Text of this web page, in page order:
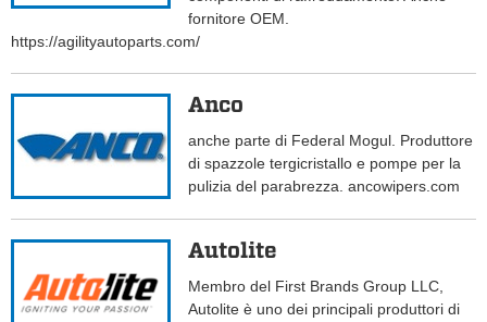
fornitore OEM.
https://agilityautoparts.com/
Anco
anche parte di Federal Mogul. Produttore
di spazzole tergicristallo e pompe per la
pulizia del parabrezza. ancowipers.com
Autolite
Membro del First Brands Group LLC,
Autolite è uno dei principali produttori di